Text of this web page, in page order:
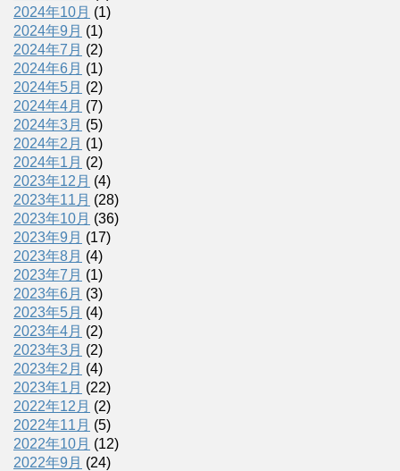
2024年10月 (1)
2024年9月 (1)
2024年7月 (2)
2024年6月 (1)
2024年5月 (2)
2024年4月 (7)
2024年3月 (5)
2024年2月 (1)
2024年1月 (2)
2023年12月 (4)
2023年11月 (28)
2023年10月 (36)
2023年9月 (17)
2023年8月 (4)
2023年7月 (1)
2023年6月 (3)
2023年5月 (4)
2023年4月 (2)
2023年3月 (2)
2023年2月 (4)
2023年1月 (22)
2022年12月 (2)
2022年11月 (5)
2022年10月 (12)
2022年9月 (24)